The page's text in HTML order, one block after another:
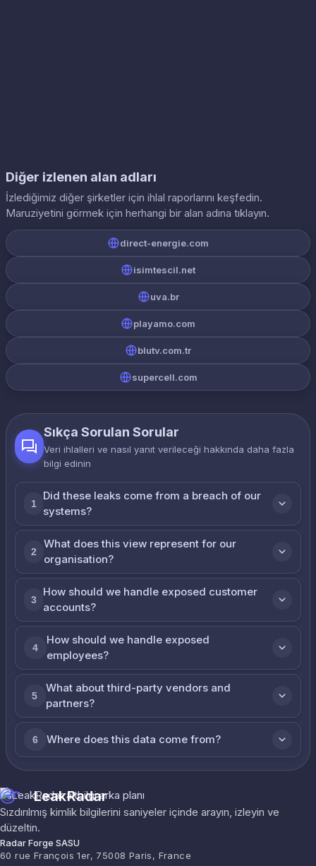
Diğer izlenen alan adları
İzlediğimiz diğer şirketler için ihlal raporlarını keşfedin.
Maruziyetini görmek için herhangi bir alan adına tıklayın.
direct-energie.com
isimtescil.net
uva.br
playamo.com
blutv.com.tr
supercell.com
Sıkça Sorulan Sorular
Veri ihlalleri ve nasıl yanıt verileceği hakkında daha fazla
bilgi edinin
1
Did these leaks come from a breach of our
systems?
2
What does this view represent for our
organisation?
3
How should we handle exposed customer
accounts?
4
How should we handle exposed
employees?
5
What about third-party vendors and
partners?
6 Where does this data come from?
LeakRadar
Sızdırılmış kimlik bilgilerini saniyeler içinde arayın, izleyin ve
düzeltin.
Radar Forge SASU
60 rue François 1er, 75008 Paris, France